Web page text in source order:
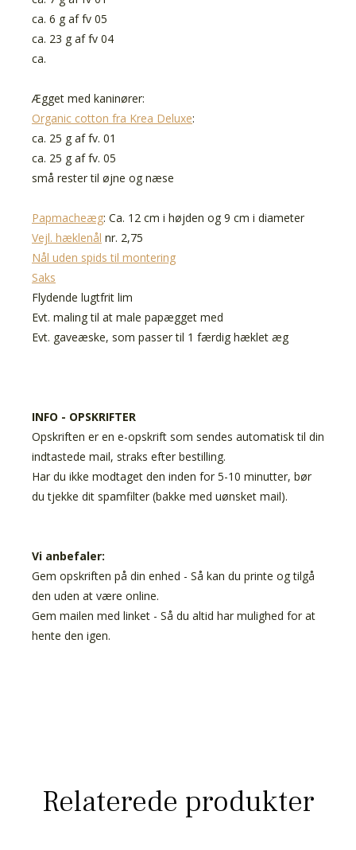
ca. 6 g af fv 05
ca. 23 g af fv 04
ca.
Ægget med kaninører:
Organic cotton fra Krea Deluxe:
ca. 25 g af fv. 01
ca. 25 g af fv. 05
små rester til øjne og næse
Papmacheæg: Ca. 12 cm i højden og 9 cm i diameter
Vejl. hæklenål nr. 2,75
Nål uden spids til montering
Saks
Flydende lugtfrit lim
Evt. maling til at male papægget med
Evt. gaveæske, som passer til 1 færdig hæklet æg
INFO - OPSKRIFTER
Opskriften er en e-opskrift som sendes automatisk til din
indtastede mail, straks efter bestilling.
Har du ikke modtaget den inden for 5-10 minutter, bør
du tjekke dit spamfilter (bakke med uønsket mail).
Vi anbefaler:
Gem opskriften på din enhed - Så kan du printe og tilgå
den uden at være online.
Gem mailen med linket - Så du altid har mulighed for at
hente den igen.
Relaterede produkter